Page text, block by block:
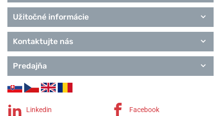
Užitočné informácie
Kontaktujte nás
Predajňa
Linkedin Facebook